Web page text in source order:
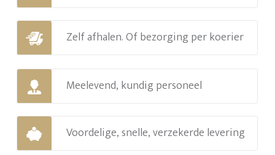
Zelf afhalen. Of bezorging per koerier
Meelevend, kundig personeel
Voordelige, snelle, verzekerde levering